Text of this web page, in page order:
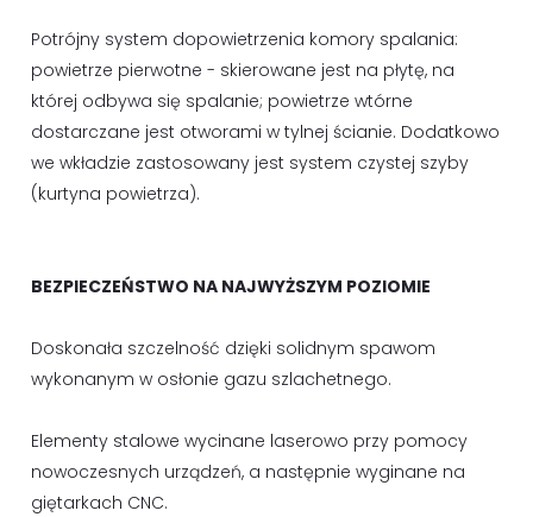
Potrójny system dopowietrzenia komory spalania:
powietrze pierwotne - skierowane jest na płytę, na
której odbywa się spalanie; powietrze wtórne
dostarczane jest otworami w tylnej ścianie. Dodatkowo
we wkładzie zastosowany jest system czystej szyby
(kurtyna powietrza).
BEZPIECZEŃSTWO NA NAJWYŻSZYM POZIOMIE
Doskonała szczelność dzięki solidnym spawom
wykonanym w osłonie gazu szlachetnego.
Elementy stalowe wycinane laserowo przy pomocy
nowoczesnych urządzeń, a następnie wyginane na
giętarkach CNC.